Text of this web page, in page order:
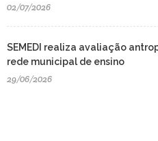
02/07/2026
SEMEDI realiza avaliação
rede municipal de ensino
29/06/2026